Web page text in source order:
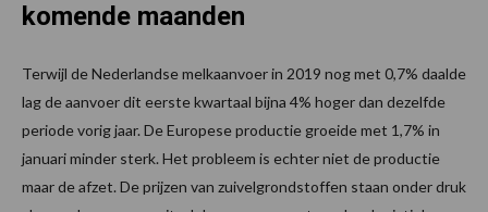
komende maanden
Terwijl de Nederlandse melkaanvoer in 2019 nog met 0,7% daalde
lag de aanvoer dit eerste kwartaal bijna 4% hoger dan dezelfde
periode vorig jaar. De Europese productie groeide met 1,7% in
januari minder sterk. Het probleem is echter niet de productie
maar de afzet. De prijzen van zuivelgrondstoffen staan onder druk